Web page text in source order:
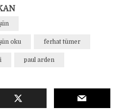
oku ferhat tümer
paul arden